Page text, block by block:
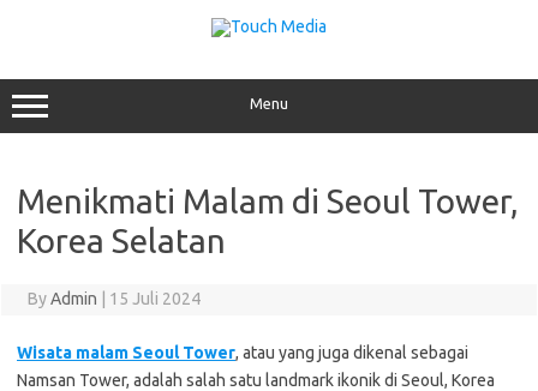
Menu
Menikmati Malam di Seoul Tower,
Korea Selatan
ByAdmin 15 Juli 2024
Wisata malam Seoul Tower, atau yang juga dikenal sebagai
Namsan Tower, adalah salah satu landmark ikonik di Seoul, Korea